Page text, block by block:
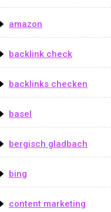
amazon
backlink check
backlinks checken
basel
bergisch gladbach
bing
content marketing